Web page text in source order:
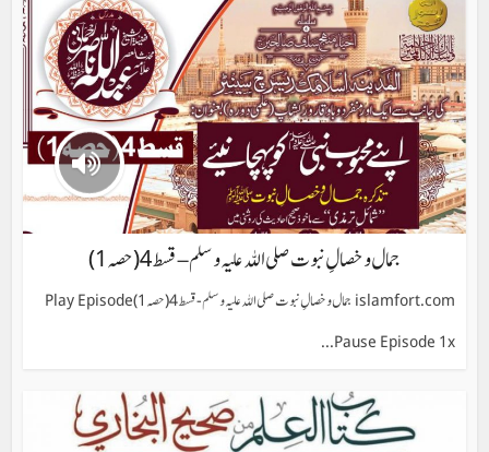
جمال و خصالِ نبوت صلی اللہ علیہ وسلم – قسط 4(حصہ 1)
islamfort.com جمال و خصالِ نبوت صلی اللہ علیہ وسلم - قسط 4(حصہ 1) Play Episode
Pause Episode 1x...